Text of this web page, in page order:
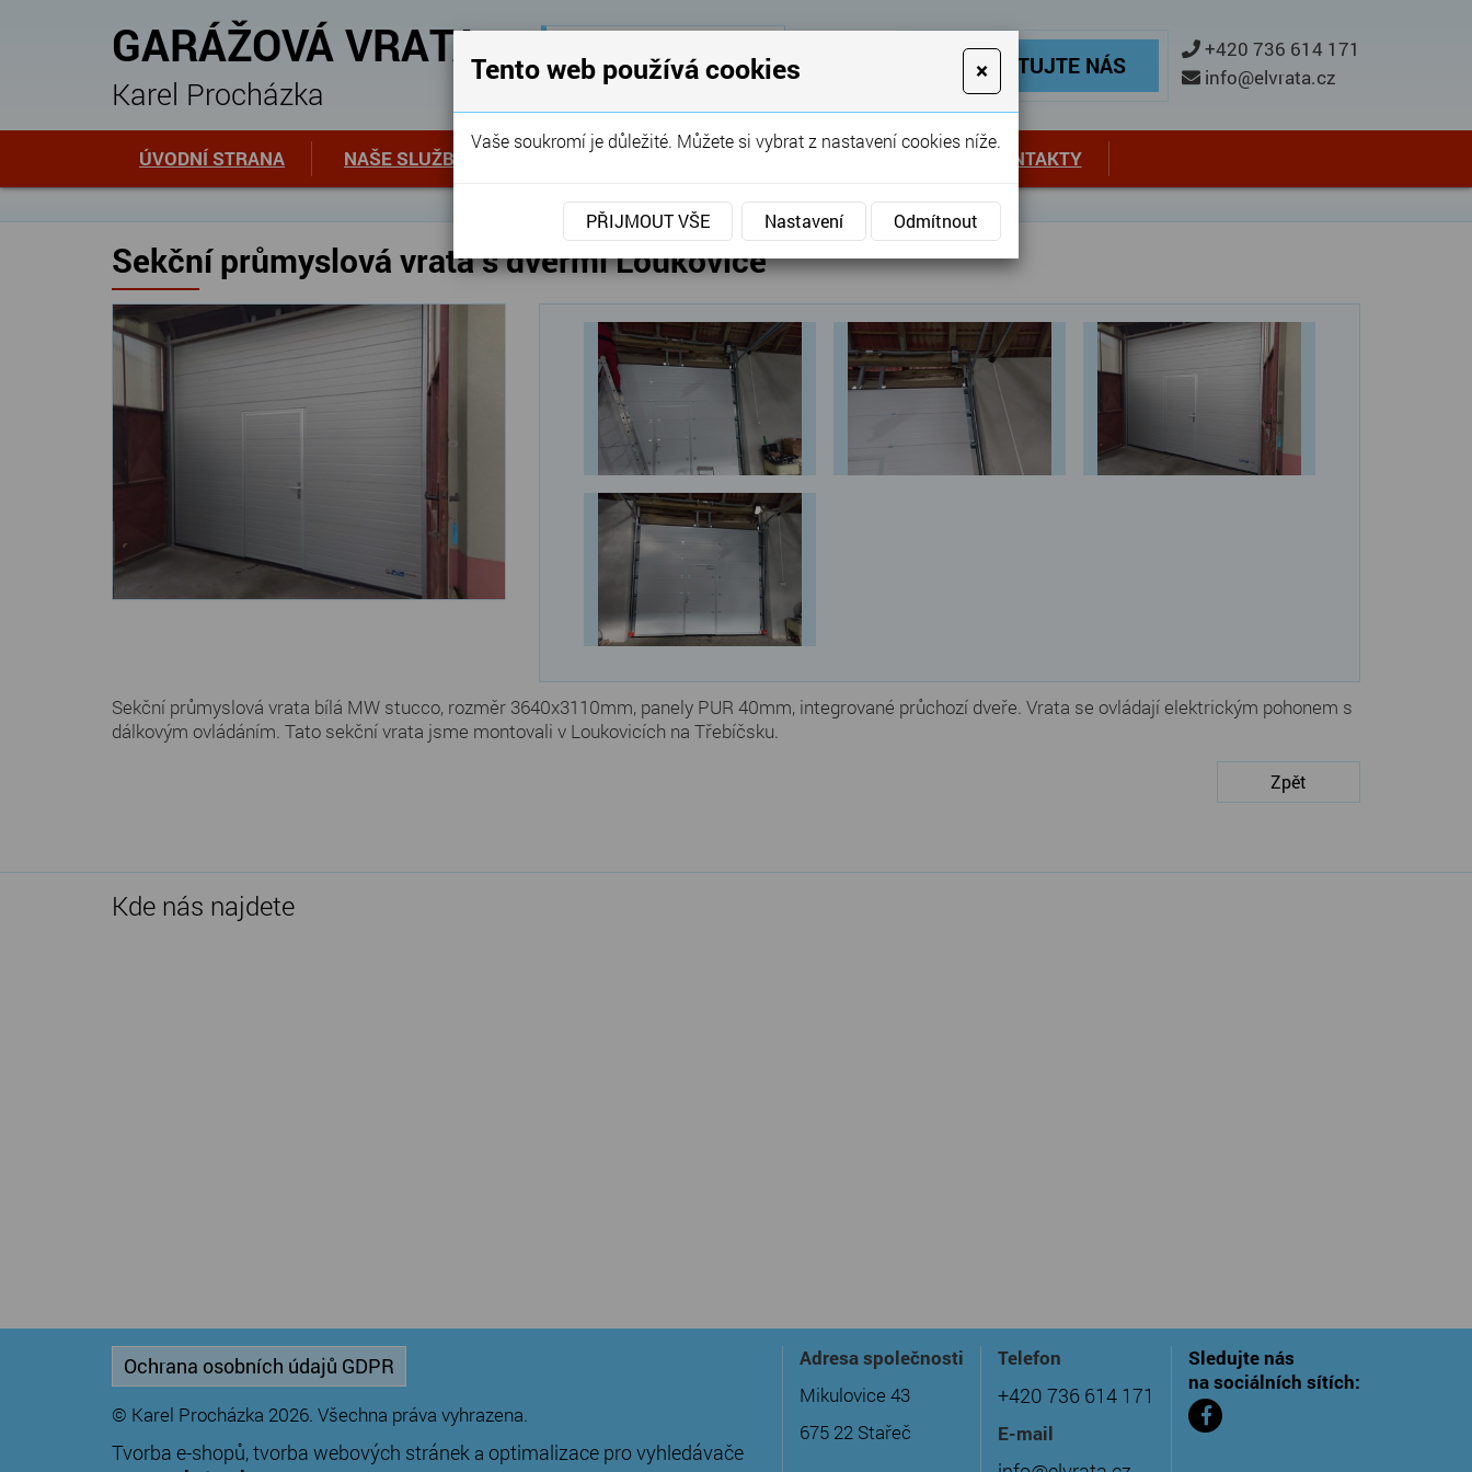
GARÁŽOVÁ VRATA
Karel Procházka Garážová vrata, brány, ploty ...
Kontaktujte nás
KONTAKTUJTE NÁS
+420 736 614 171
info@elvrata.cz
ÚVODNÍ STRANA NAŠE SLUŽBY SERVIS REFERENCE KONTAKTY
Sekční průmyslová vrata s dveřmi Loukovice
Sekční průmyslová vrata bílá MW stucco, rozměr 3640x3110mm, panely PUR 40mm, integrované průchozí dveře. Vrata se ovládají elektrickým pohonem s
dálkovým ovládáním. Tato sekční vrata jsme montovali v Loukovicích na Třebíčsku.
Zpět
Kde nás najdete
Sledujte nás
na sociálních sítích:
Telefon
+420 736 614 171
E-mail
Adresa společnosti
Mikulovice 43
675 22 Stařeč
Ochrana osobních údajů GDPR
© Karel Procházka 2026. Všechna práva vyhrazena.
Tvorba e-shopů,tvorba webových stránek a optimalizace pro vyhledávače
Tento web používá cookies ×
Vaše soukromí je důležité. Můžete si vybrat z nastavení cookies níže.
PŘIJMOUT VŠE Nastavení Odmítnout